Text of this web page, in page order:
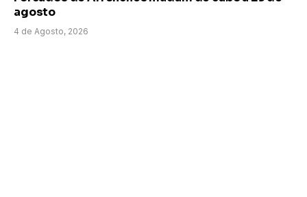
agosto
4 de Agosto, 2026